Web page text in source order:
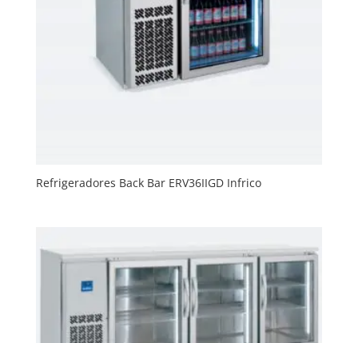
Refrigeradores Back Bar ERV36IIGD Infrico